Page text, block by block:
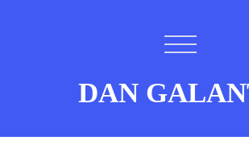
DAN